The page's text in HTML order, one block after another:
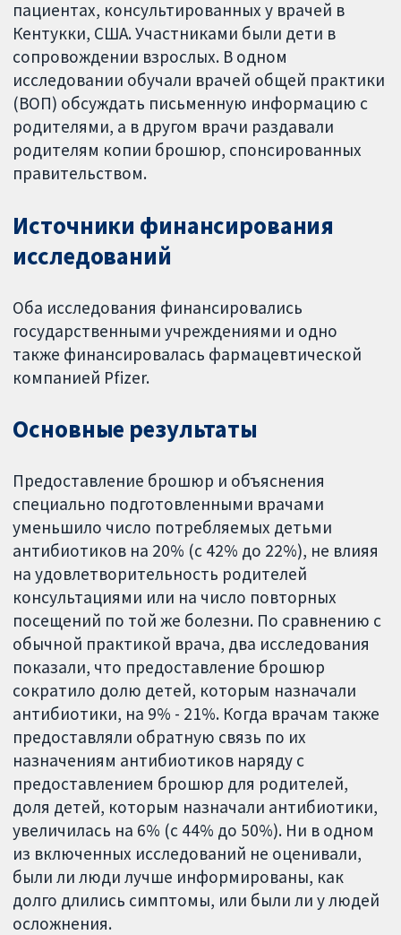
пациентах, консультированных у врачей в
Кентукки, США. Участниками были дети в
сопровождении взрослых. В одном
исследовании обучали врачей общей практики
(ВОП) обсуждать письменную информацию с
родителями, а в другом врачи раздавали
родителям копии брошюр, спонсированных
правительством.
Источники финансирования
исследований
Оба исследования финансировались
государственными учреждениями и одно
также финансировалась фармацевтической
компанией Pfizer.
Основные результаты
Предоставление брошюр и объяснения
специально подготовленными врачами
уменьшило число потребляемых детьми
антибиотиков на 20% (с 42% до 22%), не влияя
на удовлетворительность родителей
консультациями или на число повторных
посещений по той же болезни. По сравнению с
обычной практикой врача, два исследования
показали, что предоставление брошюр
сократило долю детей, которым назначали
антибиотики, на 9% - 21%. Когда врачам также
предоставляли обратную связь по их
назначениям антибиотиков наряду с
предоставлением брошюр для родителей,
доля детей, которым назначали антибиотики,
увеличилась на 6% (с 44% до 50%). Ни в одном
из включенных исследований не оценивали,
были ли люди лучше информированы, как
долго длились симптомы, или были ли у людей
осложнения.